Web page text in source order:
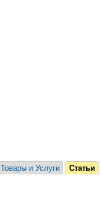
Товары и Услуги Статьи